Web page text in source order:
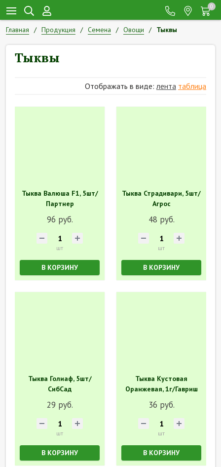
0
Главная Продукция Семена Овощи Тыквы
Тыквы
Отображать в виде:лента таблица
Тыква Валюша F1, 5шт/
Партнер
96 руб.
шт
В КОРЗИНУ
Тыква Страдивари, 5шт/
Агрос
48 руб.
шт
В КОРЗИНУ
Тыква Голиаф, 5шт/
СибСад
29 руб.
шт
В КОРЗИНУ
Тыква Кустовая
Оранжевая, 1г/Гавриш
36 руб.
шт
В КОРЗИНУ